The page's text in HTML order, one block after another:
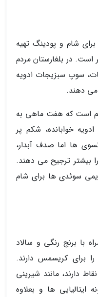
برای شام و پودینگ تهیه
در بلغارستان مردم
سوپ سبزیجات ادویه
می دهند.
است که هفت ماهی به
خوابانده، شکم پر
ها اما صدف آبدار،
بیشتر ترجیح می دهند.
سوئدی ها برای شام
با برنج رنگی و سالاد
برای کریسمس دارند.
دارند، مانند شیرینی
ایتالیایی ها و بعلاوه